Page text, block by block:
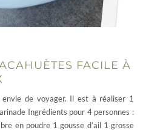
FACILE À
de voyager. Il est à réaliser 1
Ingrédients pour 4 personnes :
en poudre 1 gousse d’ail 1 grosse